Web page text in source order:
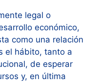
legal o
económico,
como una relación
el hábito, tanto a
de esperar
y, en última